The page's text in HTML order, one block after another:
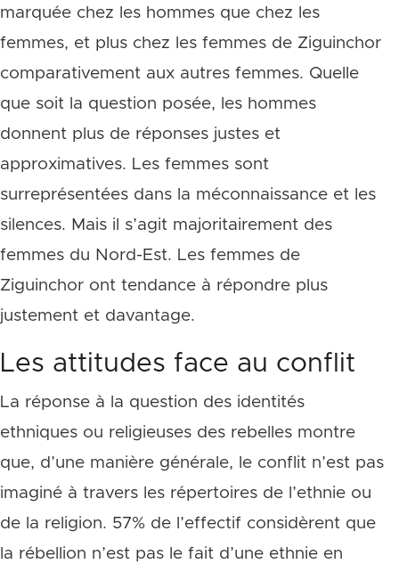
marquée chez les hommes que chez les
femmes, et plus chez les femmes de Ziguinchor
comparativement aux autres femmes. Quelle
que soit la question posée, les hommes
donnent plus de réponses justes et
approximatives. Les femmes sont
surreprésentées dans la méconnaissance et les
silences. Mais il s’agit majoritairement des
femmes du Nord-Est. Les femmes de
Ziguinchor ont tendance à répondre plus
justement et davantage.
Les attitudes face au conflit
La réponse à la question des identités
ethniques ou religieuses des rebelles montre
que, d’une manière générale, le conflit n’est pas
imaginé à travers les répertoires de l’ethnie ou
de la religion. 57% de l’effectif considèrent que
la rébellion n’est pas le fait d’une ethnie en